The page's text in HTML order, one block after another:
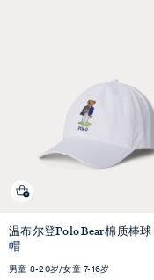
快速预览
温布尔登Polo Bear棉质棒球
帽
男童 8-20岁/女童 7-16岁